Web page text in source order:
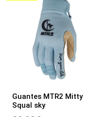
Guantes MTR2 Mitty
Squal sky